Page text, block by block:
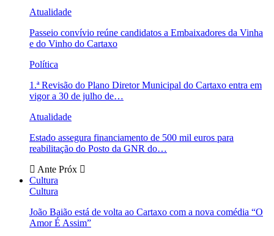
Atualidade
Passeio convívio reúne candidatos a Embaixadores da Vinha
e do Vinho do Cartaxo
Política
1.ª Revisão do Plano Diretor Municipal do Cartaxo entra em
vigor a 30 de julho de…
Atualidade
Estado assegura financiamento de 500 mil euros para
reabilitação do Posto da GNR do…
Ante Próx
Cultura
Cultura
João Baião está de volta ao Cartaxo com a nova comédia “O
Amor É Assim”